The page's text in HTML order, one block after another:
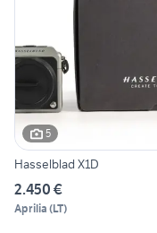
5
Hasselblad X1D
2.450 €
Aprilia (LT)